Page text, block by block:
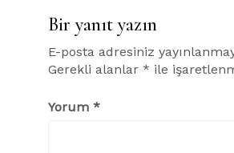
Bir yanıt yazın
E-posta adresiniz
Gerekli alanlar * ile
Yorum *